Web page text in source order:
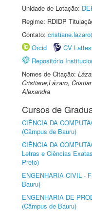
Unidade de Lotação:
Regime: RDIDP
Contato:
Orcid
CV Lattes
Repositório
Nomes de Citação:
Cristiane;Lázaro,
Alexandra
Cursos de
CIÊNCIA DA
(Câmpus de Bauru)
CIÊNCIA DA
Letras e Ciências
Preto)
ENGENHARIA CIVIL -
Bauru)
ENGENHARIA DE
(Câmpus de Bauru)